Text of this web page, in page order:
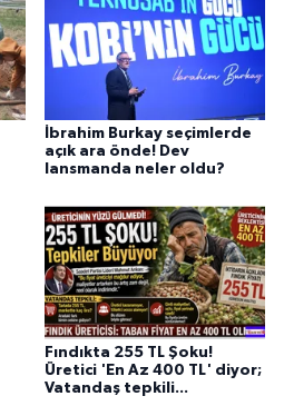
İbrahim Burkay seçimlerde
açık ara önde! Dev
lansmanda neler oldu?
Fındıkta 255 TL Şoku!
Üretici 'En Az 400 TL' diyor;
Vatandaş tepkili...